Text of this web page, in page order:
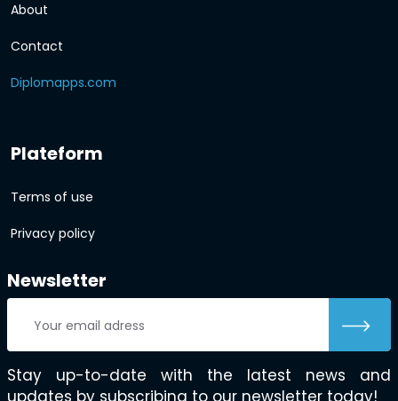
About
Contact
Diplomapps.com
Plateform
Terms of use
Privacy policy
Newsletter
Stay up-to-date with the latest news and
updates by subscribing to our newsletter today!